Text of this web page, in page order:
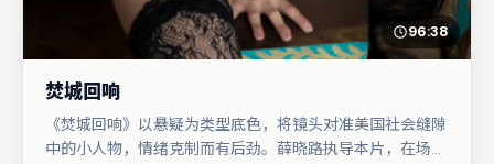
96:38
焚城回响
《焚城回响》以悬疑为类型底色，将镜头对准美国社会缝隙
中的小人物，情绪克制而有后劲。薛晓路执导本片，在场面